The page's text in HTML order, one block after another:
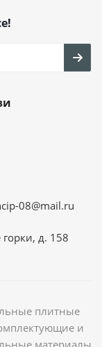
08@mail.ru
д. 158
плитные
и
материалы